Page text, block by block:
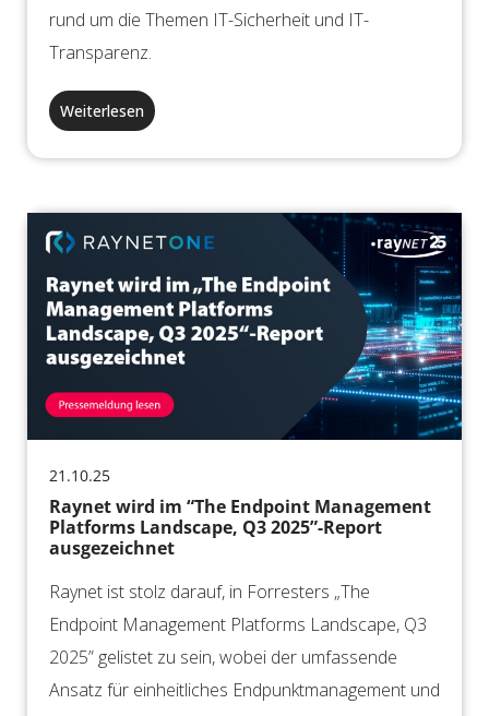
rund um die Themen IT-Sicherheit und IT-
Transparenz.
Weiterlesen
21.10.25
Raynet wird im “The Endpoint Management
Platforms Landscape, Q3 2025”-Report
ausgezeichnet
Raynet ist stolz darauf, in Forresters „The
Endpoint Management Platforms Landscape, Q3
2025” gelistet zu sein, wobei der umfassende
Ansatz für einheitliches Endpunktmanagement und